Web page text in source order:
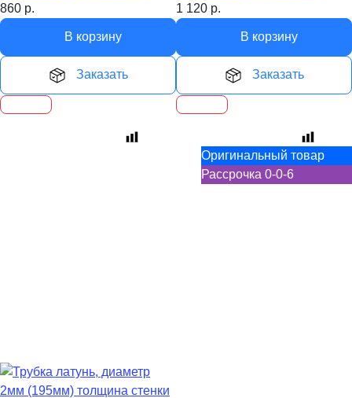
860 р.
В корзину
Заказать
1 120 р.
В корзину
Заказать
Оригинальный товар
Рассрочка 0-0-6